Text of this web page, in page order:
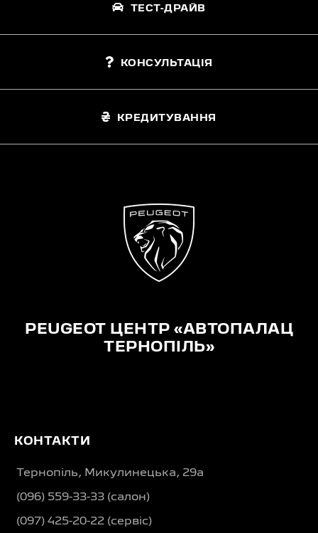
ТЕСТ-ДРАЙВ
КОНСУЛЬТАЦІЯ
КРЕДИТУВАННЯ
PEUGEOT ЦЕНТР «АВТОПАЛАЦ
ТЕРНОПІЛЬ»
КОНТАКТИ
Тернопіль, Микулинецька, 29а
(096) 559-33-33 (салон)
(097) 425-20-22 (сервіс)